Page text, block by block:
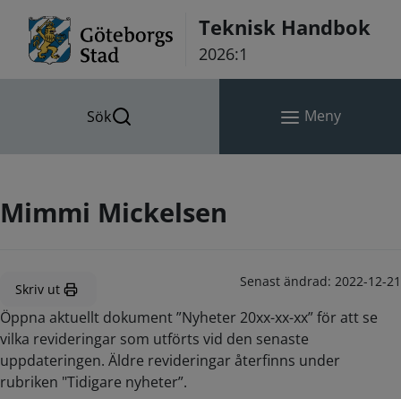
Teknisk Handbok
2026:1
Sök Meny
Mimmi Mickelsen
Skriv ut Senast ändrad: 2022-12-21
Öppna aktuellt dokument ”Nyheter 20xx-xx-xx” för att se
vilka revideringar som utförts vid den senaste
uppdateringen. Äldre revideringar återfinns under
rubriken "Tidigare nyheter”.